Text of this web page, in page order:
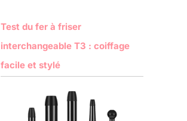
Test du fer à friser
interchangeable T3 : coiffage
facile et stylé